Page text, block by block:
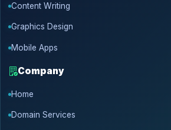
Content Writing
Graphics Design
Mobile Apps
Company
Home
Domain Services